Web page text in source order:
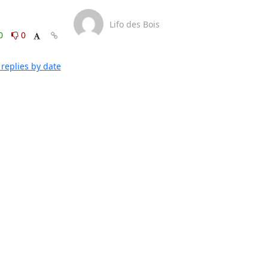
0
by date
Lifo des Bois